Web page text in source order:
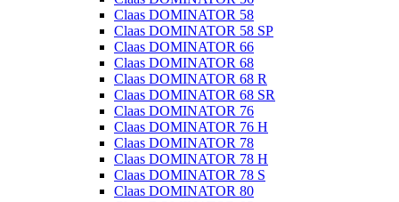
Claas DOMINATOR 58
Claas DOMINATOR 58 SP
Claas DOMINATOR 66
Claas DOMINATOR 68
Claas DOMINATOR 68 R
Claas DOMINATOR 68 SR
Claas DOMINATOR 76
Claas DOMINATOR 76 H
Claas DOMINATOR 78
Claas DOMINATOR 78 H
Claas DOMINATOR 78 S
Claas DOMINATOR 80